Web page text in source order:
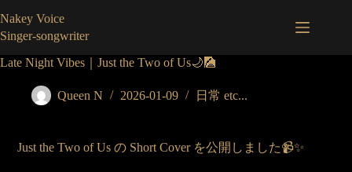
ン
テ
ン
Nakey Voice
Singer-songwriter
Late Night Vibes｜Just the Two of Us🌙🎑
Queen N 2026-01-09 日常 etc...
Just the Two of Us の Short Cover を公開しました📹✨